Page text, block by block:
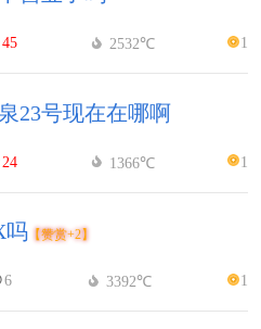
45 2532℃ 1
23号现在在哪啊
24 1366℃ 1
吗【赞赏+2】
6 3392℃ 1